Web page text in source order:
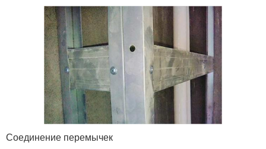
Соединение перемычек